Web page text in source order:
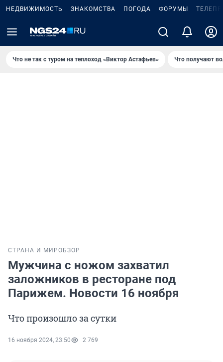
НЕДВИЖИМОСТЬ ЗНАКОМСТВА ПОГОДА ФОРУМЫ
Что не так с туром на теплоход «Виктор Астафьев» Что получают
СТРАНА И МИРОБЗОР
Мужчина с ножом захватил
заложников в ресторане под
Парижем. Новости 16 ноября
Что произошло за сутки
16 ноября 2024, 23:50 2 769